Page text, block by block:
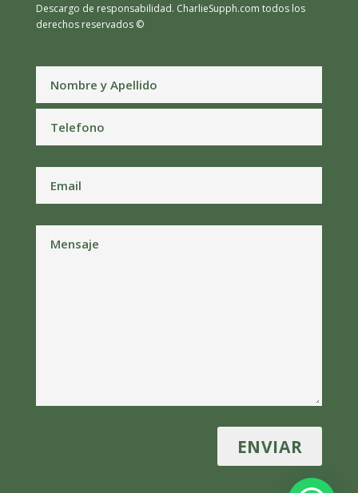
Descargo de responsabilidad. CharlieSupph.com todos los
derechos reservados ©